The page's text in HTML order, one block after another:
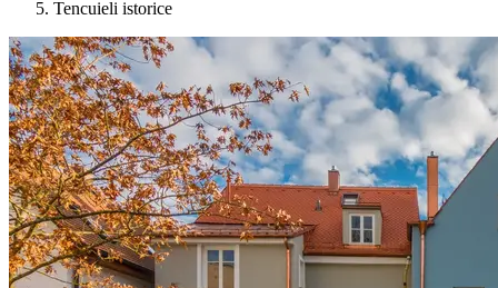
Tencuieli istorice